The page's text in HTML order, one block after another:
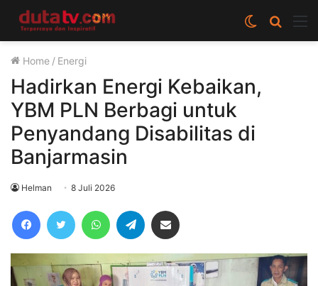
Cari
berita
Switch
skin
Home / Energi
Hadirkan Energi Kebaikan,
YBM PLN Berbagi untuk
Penyandang Disabilitas di
Banjarmasin
Helman 8 Juli 2026
FacebookTwitter WhatsAppTelegram